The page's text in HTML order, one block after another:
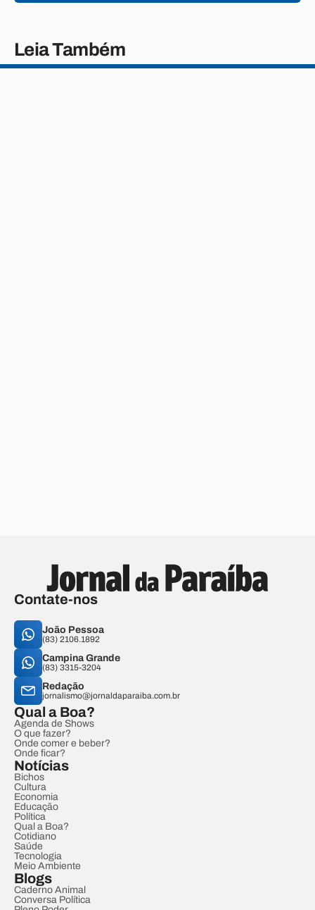
Leia Também
Contate-nos
João Pessoa
(83) 2106.1892
Campina Grande
(83) 3315-3204
Redação
jornalismo@jornaldaparaiba.com.br
Qual a Boa?
Agenda de Shows
O que fazer?
Onde comer e beber?
Onde ficar?
Notícias
Bichos
Cultura
Economia
Educação
Política
Qual a Boa?
Cotidiano
Saúde
Tecnologia
Meio Ambiente
Blogs
Caderno Animal
Conversa Política